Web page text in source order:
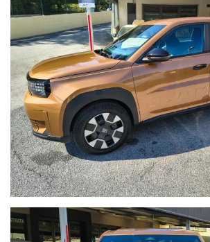
Chiamata di emergenza e-call
Chiamata di assistenza b-call
Sistema di mantenimento della carreggiata
Sensori di parcheggio posteriori
Frenata automatica d'emergenza
Frenata automatica d'emergenza
Fari anteriori Eco Led
4 vetri elettrici
Fari posteriori Led
Specchietti elettrici riscaldati
Presa USB-C anteriore
Climatizzatore manuale
Cluster digitale 10"
Comandi al volante
Radio Touch 10,25" con funzione Mirroring